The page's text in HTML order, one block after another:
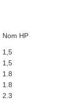
Nom HP
1,5
1,5
1.8
1.8
2.3